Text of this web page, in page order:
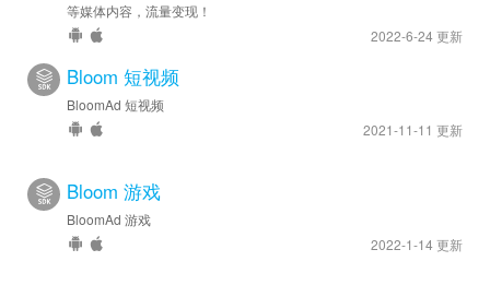
等媒体内容，流量变现！
2022-6-24 更新
Bloom 短视频
BloomAd 短视频
2021-11-11 更新
Bloom 游戏
BloomAd 游戏
2022-1-14 更新